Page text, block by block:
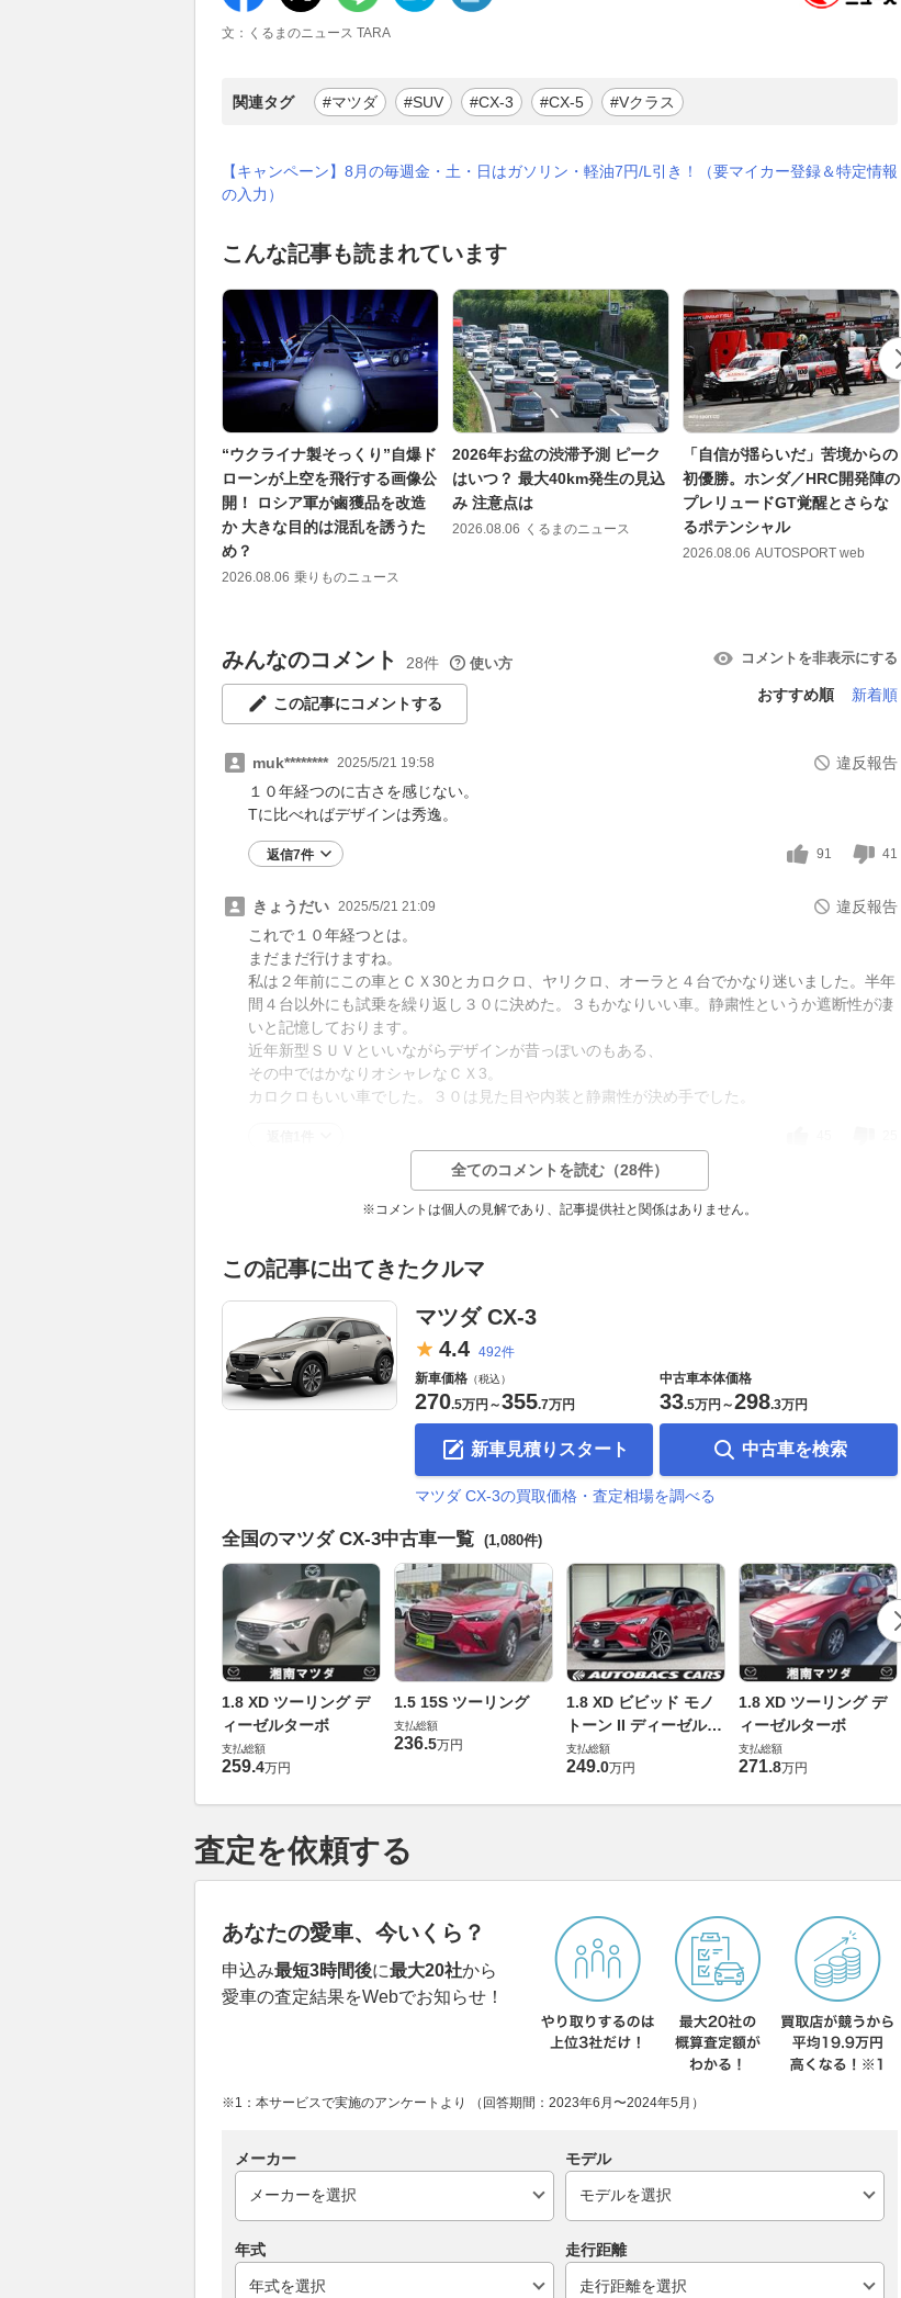
文：くるまのニュース TARA
関連タグ #マツダ #SUV #CX-3 #CX-5 #Vクラス
【キャンペーン】8月の毎週金・土・日はガソリン・軽油7円/L引き！（要マイカー登録＆特定情報
の入力）
こんな記事も読まれています
“ウクライナ製そっくり”自爆ド
ローンが上空を飛行する画像公
開！ ロシア軍が鹵獲品を改造
か 大きな目的は混乱を誘うた
め？
2026.08.06 乗りものニュース
2026年お盆の渋滞予測 ピーク
はいつ？ 最大40km発生の見込
み 注意点は
2026.08.06 くるまのニュース
「自信が揺らいだ」苦境からの
初優勝。ホンダ／HRC開発陣の
プレリュードGT覚醒とさらな
るポテンシャル
2026.08.06 AUTOSPORT web
みんなのコメント 28件 使い方 コメントを非表示にする
この記事にコメントする
おすすめ順 新着順
muk******** 2025/5/21 19:58
違反報告
１０年経つのに古さを感じない。
Tに比べればデザインは秀逸。
返信7件 91 41
きょうだい 2025/5/21 21:09
違反報告
これで１０年経つとは。
まだまだ行けますね。
私は２年前にこの車とＣＸ30とカロクロ、ヤリクロ、オーラと４台でかなり迷いました。半年
間４台以外にも試乗を繰り返し３０に決めた。３もかなりいい車。静粛性というか遮断性が凄
いと記憶しております。
近年新型ＳＵＶといいながらデザインが昔っぽいのもある、
その中ではかなりオシャレなＣＸ3。
カロクロもいい車でした。３０は見た目や内装と静粛性が決め手でした。
全てのコメントを読む（28件）
※コメントは個人の見解であり、記事提供社と関係はありません。
この記事に出てきたクルマ
マツダ CX-3
4.4 492件
新車価格 （税込）
270.5万円 ～355.7万円
新車見積りスタート
中古車本体価格
33.5万円 ～298.3万円
中古車を検索
マツダ CX-3の買取価格・査定相場を調べる
全国のマツダ CX-3中古車一覧 (1,080件)
1.8 XD ツーリング デ
ィーゼルターボ
支払総額
259.4万円
1.5 15S ツーリング
支払総額
236.5万円
1.8 XD ビビッド モノ
トーン II ディーゼルタ
ーボ
支払総額
249.0万円
1.8 XD ツーリング デ
ィーゼルターボ
支払総額
271.8万円
査定を依頼する
あなたの愛車、今いくら？
申込み最短3時間後に最大20社から
愛車の査定結果をWebでお知らせ！
※1：本サービスで実施のアンケートより （回答期間：2023年6月〜2024年5月）
メーカー モデル
年式 走行距離